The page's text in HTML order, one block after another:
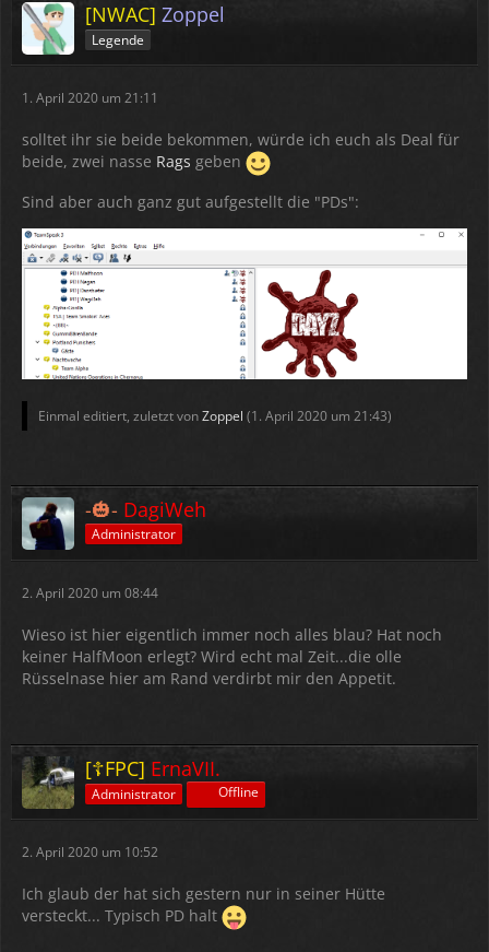
[NWAC] Zoppel
Legende
1. April 2020 um 21:11
solltet ihr sie beide bekommen, würde ich euch als Deal für
beide, zwei nasse Rags geben
Sind aber auch ganz gut aufgestellt die "PDs":
Einmal editiert, zuletzt vonZoppel (1. April 2020 um 21:43)
-🎃- DagiWeh
Administrator
2. April 2020 um 08:44
Wieso ist hier eigentlich immer noch alles blau? Hat noch
keiner HalfMoon erlegt? Wird echt mal Zeit...die olle
Rüsselnase hier am Rand verdirbt mir den Appetit.
[☦FPC] ErnaVII.
Administrator Offline
2. April 2020 um 10:52
Ich glaub der hat sich gestern nur in seiner Hütte
versteckt... Typisch PD halt